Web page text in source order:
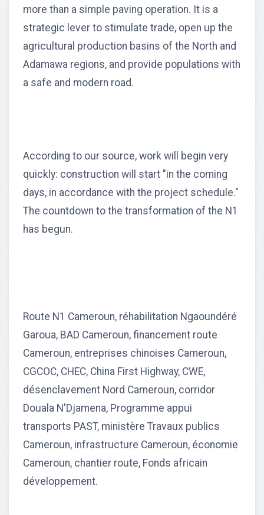
more than a simple paving operation. It is a
strategic lever to stimulate trade, open up the
agricultural production basins of the North and
Adamawa regions, and provide populations with
a safe and modern road.
According to our source, work will begin very
quickly: construction will start "in the coming
days, in accordance with the project schedule."
The countdown to the transformation of the N1
has begun.
Route N1 Cameroun, réhabilitation Ngaoundéré
Garoua, BAD Cameroun, financement route
Cameroun, entreprises chinoises Cameroun,
CGCOC, CHEC, China First Highway, CWE,
désenclavement Nord Cameroun, corridor
Douala N'Djamena, Programme appui
transports PAST, ministère Travaux publics
Cameroun, infrastructure Cameroun, économie
Cameroun, chantier route, Fonds africain
développement.